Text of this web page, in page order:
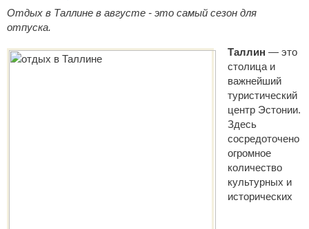
Отдых в Таллине в августе - это самый сезон для
отпуска.
Таллин ― это
столица и
важнейший
туристический
центр Эстонии.
Здесь
сосредоточено
огромное
количество
культурных и
исторических